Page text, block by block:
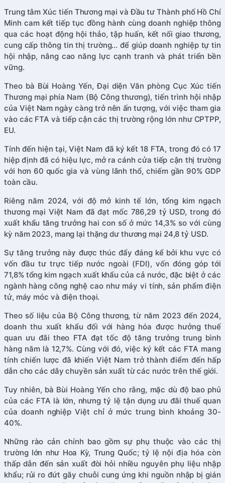
Trung tâm Xúc tiến Thương mại và Đầu tư Thành phố Hồ Chí
Minh cam kết tiếp tục đồng hành cùng doanh nghiệp thông
qua các hoạt động hội thảo, tập huấn, kết nối giao thương,
cung cấp thông tin thị trường… để giúp doanh nghiệp tự tin
hội nhập, nâng cao năng lực cạnh tranh và phát triển bền
vững.
Theo bà Bùi Hoàng Yến, Đại diện Văn phòng Cục Xúc tiến
Thương mại phía Nam (Bộ Công thương), tiến trình hội nhập
của Việt Nam ngày càng trở nên ấn tượng, với việc tham gia
vào các FTA và tiếp cận các thị trường rộng lớn như CPTPP,
EU.
Tính đến hiện tại, Việt Nam đã ký kết 18 FTA, trong đó có 17
hiệp định đã có hiệu lực, mở ra cánh cửa tiếp cận thị trường
với hơn 60 quốc gia và vùng lãnh thổ, chiếm gần 90% GDP
toàn cầu.
Riêng năm 2024, với độ mở kinh tế lớn, tổng kim ngạch
thương mại Việt Nam đã đạt mốc 786,29 tỷ USD, trong đó
xuất khẩu tăng trưởng hai con số ở mức 14,3% so với cùng
kỳ năm 2023, mang lại thặng dư thương mại 24,8 tỷ USD.
Sự tăng trưởng này được thúc đẩy đáng kể bởi khu vực có
vốn đầu tư trực tiếp nước ngoài (FDI), vốn đóng góp tới
71,8% tổng kim ngạch xuất khẩu của cả nước, đặc biệt ở các
ngành hàng công nghệ cao như máy vi tính, sản phẩm điện
tử, máy móc và điện thoại.
Theo số liệu của Bộ Công thương, từ năm 2023 đến 2024,
doanh thu xuất khẩu đối với hàng hóa được hưởng thuế
quan ưu đãi theo FTA đạt tốc độ tăng trưởng trung bình
hàng năm là 12,7%. Cùng với đó, việc ký kết các FTA mang
tính chiến lược đã khiến Việt Nam trở thành điểm đến hấp
dẫn cho các dây chuyền sản xuất từ các nước trên thế giới.
Tuy nhiên, bà Bùi Hoàng Yến cho rằng, mặc dù độ bao phủ
của các FTA là lớn, nhưng tỷ lệ tận dụng ưu đãi thuế quan
của doanh nghiệp Việt chỉ ở mức trung bình khoảng 30-
40%.
Những rào cản chính bao gồm sự phụ thuộc vào các thị
trường lớn như Hoa Kỳ, Trung Quốc; tỷ lệ nội địa hóa còn
thấp dẫn đến sản xuất đòi hỏi nhiều nguyên phụ liệu nhập
khẩu; rủi ro đứt gãy chuỗi cung ứng khi nguồn nhập bị gián